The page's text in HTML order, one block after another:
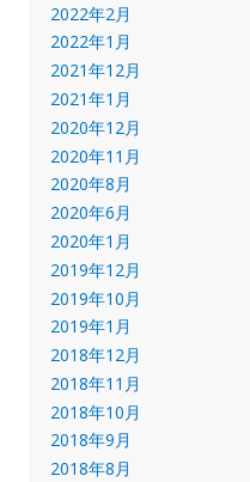
2022年2月
2022年1月
2021年12月
2021年1月
2020年12月
2020年11月
2020年8月
2020年6月
2020年1月
2019年12月
2019年10月
2019年1月
2018年12月
2018年11月
2018年10月
2018年9月
2018年8月